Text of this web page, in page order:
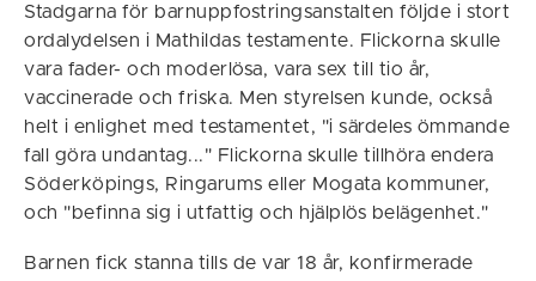
Stadgarna för barnuppfostringsanstalten följde i stort
ordalydelsen i Mathildas testamente. Flickorna skulle
vara fader- och moderlösa, vara sex till tio år,
vaccinerade och friska. Men styrelsen kunde, också
helt i enlighet med testamentet, "i särdeles ömmande
fall göra undantag..." Flickorna skulle tillhöra endera
Söderköpings, Ringarums eller Mogata kommuner,
och "befinna sig i utfattig och hjälplös belägenhet."
Barnen fick stanna tills de var 18 år, konfirmerade